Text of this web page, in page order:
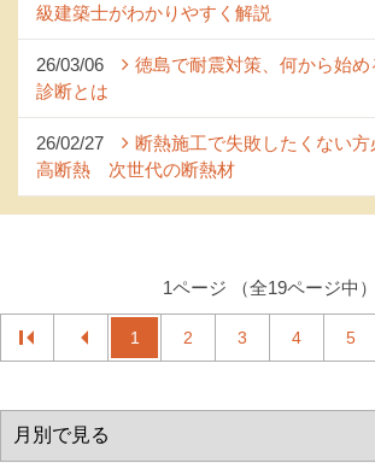
級建築士がわかりやすく解説
26/03/06
徳島で耐震対策、何から始
診断とは
26/02/27
断熱施工で失敗したくない方
高断熱 次世代の断熱材
1ページ （全19ページ中）
1 2 3 4 5